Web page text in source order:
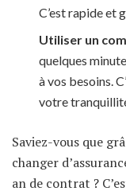
C’est rapide et
Utiliser un
quelques
à vos besoins.
votre
Saviez-vous que
changer
an de contrat ?